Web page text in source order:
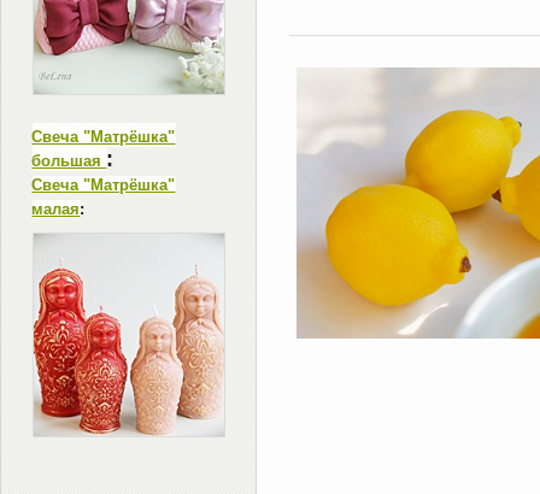
Свеча "Матрёшка"
большая :
Свеча "Матрёшка"
малая: